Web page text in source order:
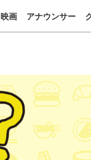
映画 アナウンサー